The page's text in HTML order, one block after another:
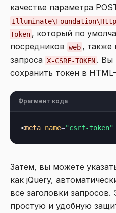
качестве параметра
Token , который по
посредников web , также
запроса X-CSRF-TOKEN . Вы
сохранить токен в
Фрагмент кода
<meta name="csrf-token"
Затем, вы можете
как jQuery,
все заголовки запросов.
простую и удобную